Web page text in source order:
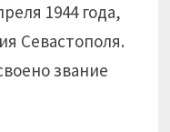
1944 года,
Севастополя.
звание